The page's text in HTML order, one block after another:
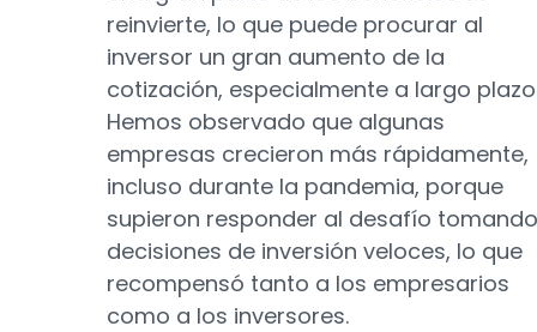
reinvierte, lo que puede procurar al
inversor un gran aumento de la
cotización, especialmente a largo
Hemos observado que algunas
empresas crecieron más rápidamente,
incluso durante la pandemia, porque
supieron responder al desafío tomando
decisiones de inversión veloces, lo que
recompensó tanto a los empresarios
como a los inversores.